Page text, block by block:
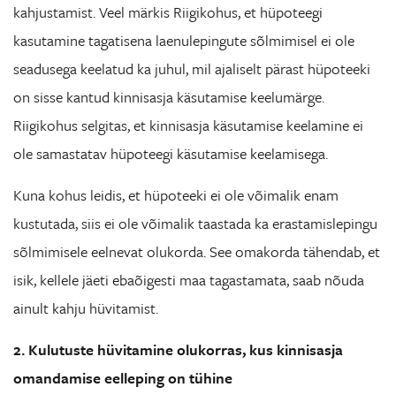
kahjustamist. Veel märkis Riigikohus, et hüpoteegi
kasutamine tagatisena laenulepingute sõlmimisel ei ole
seadusega keelatud ka juhul, mil ajaliselt pärast hüpoteeki
on sisse kantud kinnisasja käsutamise keelumärge.
Riigikohus selgitas, et kinnisasja käsutamise keelamine ei
ole samastatav hüpoteegi käsutamise keelamisega.
Kuna kohus leidis, et hüpoteeki ei ole võimalik enam
kustutada, siis ei ole võimalik taastada ka erastamislepingu
sõlmimisele eelnevat olukorda. See omakorda tähendab, et
isik, kellele jäeti ebaõigesti maa tagastamata, saab nõuda
ainult kahju hüvitamist.
2. Kulutuste hüvitamine olukorras, kus kinnisasja
omandamise eelleping on tühine